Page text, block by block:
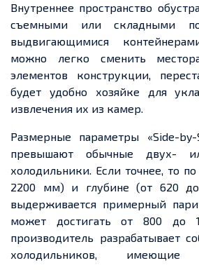
Внутреннее пространство
съемными или складными
выдвигающимися
можно легко сменить
элементов конструкции,
будет удобно хозяйке для
извлечения их из камер.
Размерные параметры «Side-by-
превышают обычные двух-
холодильники. Если точнее, то
2200 мм) и глубине (от 620
выдерживается примерный
может достигать от 800 до
производитель разрабатывает
холодильников, имеющие